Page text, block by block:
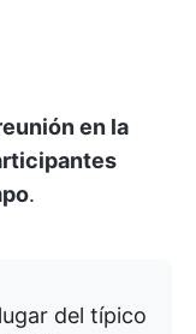
en la
.
del típico